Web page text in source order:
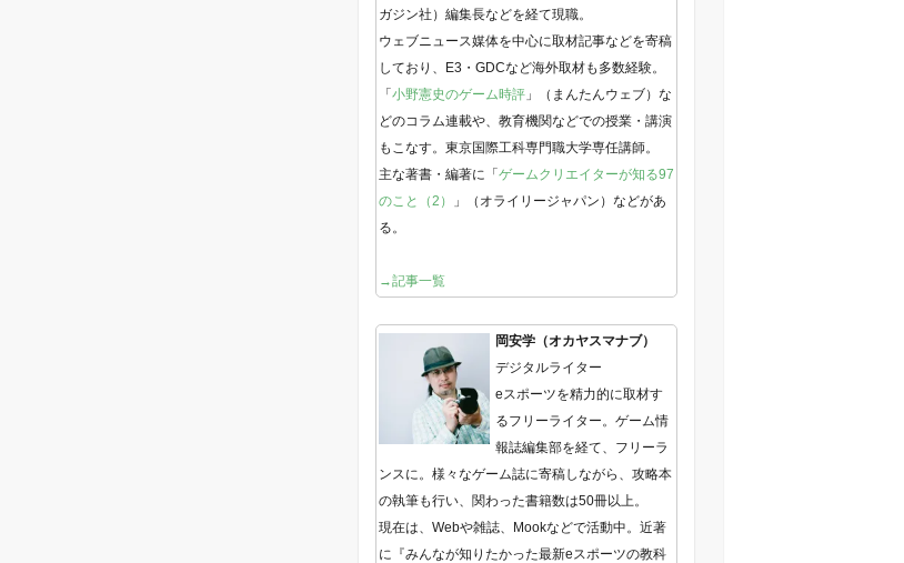
ガジン社）編集長などを経て現職。
ウェブニュース媒体を中心に取材記事などを寄稿
しており、E3・GDCなど海外取材も多数経験。
「 小野憲史のゲーム時評」（まんたんウェブ）な
どのコラム連載や、教育機関などでの授業・講演
もこなす。東京国際工科専門職大学専任講師。
主な著書・編著に「 ゲームクリエイターが知る97
のこと（2）
」（オライリージャパン）などがあ
る。
→記事一覧
岡安学（オカヤスマナブ）
デジタルライター
eスポーツを精力的に取材す
るフリーライター。ゲーム情
報誌編集部を経て、フリーラ
ンスに。様々なゲーム誌に寄稿しながら、攻略本
の執筆も行い、関わった書籍数は50冊以上。
現在は、Webや雑誌、Mookなどで活動中。近著
に『みんなが知りたかった最新eスポーツの教科